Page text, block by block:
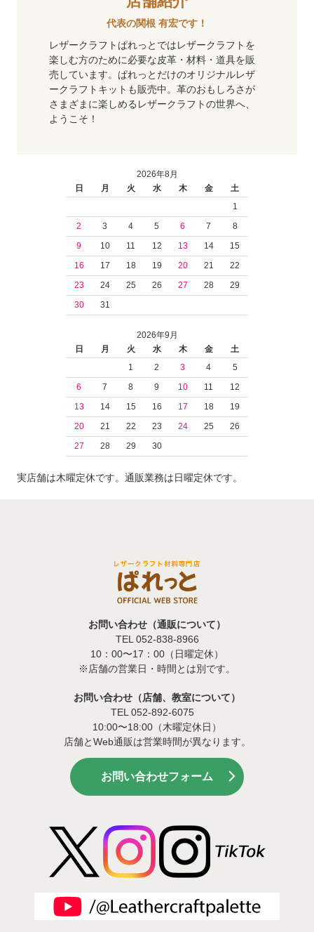
代表の関根 有宏です！
レザークラフトぱれっとではレザークラフトを
楽しむ方のために必要な皮革・材料・道具を販
売しています。ぱれっとだけのオリジナルレザ
ークラフトキットも販売中。革のおもしろさが
さまざまに楽しめるレザークラフトの世界へ、
ようこそ！
2026年8月
日
月 火 水 木 金
土
1
2
3 4 5 6 7
8
9
10 11 12 13 14
15
16
17 18 19 20 21
22
23
24 25 26 27 28
29
30
31
2026年9月
日
月 火 水 木 金
土
1
2 3 4
5
6
7 8 9 10 11
12
13
14 15 16 17 18
19
20
21 22 23 24 25
26
27
28 29 30
実店舗は木曜定休です。通販業務は日曜定休です。
お問い合わせ（通販について）
TEL 052-838-8966
10：00〜17：00（日曜定休）
※店舗の営業日・時間とは別です。
お問い合わせ（店舗、教室について）
TEL 052-892-6075
10:00〜18:00（木曜定休日）
店舗とWeb通販は営業時間が異なります。
お問い合わせフォーム